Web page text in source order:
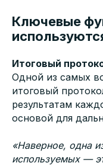
Ключевые
Итоговый
Одной из самых
итоговый
результатам
основой для
«Наверное, одна
используемых —